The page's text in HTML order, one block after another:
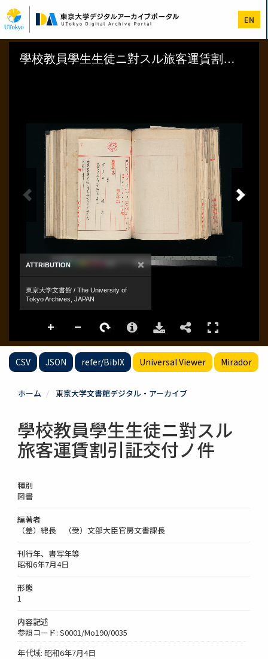
イ
ン
コ
EN
CSV JSON refer/BibIX Universal Viewer Mirador
ホーム 東京大学文書館デジタル・アーカイブ
學校教員學生生徒ニ對スル
旅客運賃割引証交付ノ件
種別
図書
編著者
（差）總長 （受）文部大臣官房文書課長
刊行年、書写年等
昭和6年7月4日
形態
1
内容記述
参照コード: S0001/Mo190/0035
年代域: 昭和6年7月4日